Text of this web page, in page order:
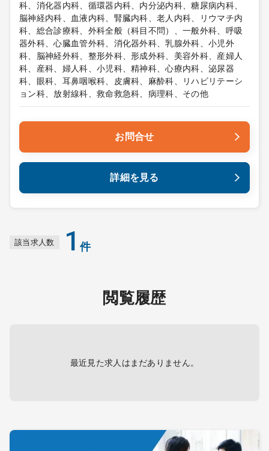
科、消化器内科、循環器内科、内分泌内科、糖尿病内科、
脳神経内科、血液内科、腎臓内科、老人内科、リウマチ内
科、総合診療科、外科全般（科目不問）、一般外科、呼吸
器外科、心臓血管外科、消化器外科、乳腺外科、小児外
科、脳神経外科、整形外科、形成外科、美容外科、産婦人
科、産科、婦人科、小児科、精神科、心療内科、泌尿器
科、眼科、耳鼻咽喉科、皮膚科、麻酔科、リハビリテーシ
ョン科、放射線科、救命救急科、病理科、その他
お問合せ
詳細を見る
該当求人数 1 件
閲覧履歴
最近見た求人はまだありません。